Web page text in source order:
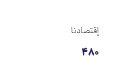
إقتصادنا
480